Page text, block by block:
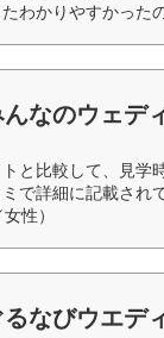
わかりやすかった
んなのウェデ
と比較して、見学
で詳細に記載され
性）
るなびウエデ